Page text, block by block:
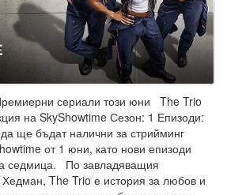
сериали този юни The Trio
на SkyShowtime Сезон: 1 Епизоди:
ще бъдат налични за стрийминг
от 1 юни, като нови епизоди
седмица. По завладяващия
The Trio е история за любов и